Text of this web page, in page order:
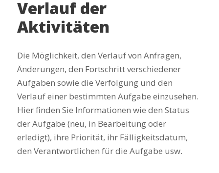
Verlauf der
Aktivitäten
Die Möglichkeit, den Verlauf von Anfragen,
Änderungen, den Fortschritt verschiedener
Aufgaben sowie die Verfolgung und den
Verlauf einer bestimmten Aufgabe einzusehen.
Hier finden Sie Informationen wie den Status
der Aufgabe (neu, in Bearbeitung oder
erledigt), ihre Priorität, ihr Fälligkeitsdatum,
den Verantwortlichen für die Aufgabe usw.